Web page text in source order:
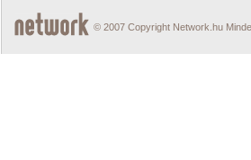
© 2007 Copyright Network.hu